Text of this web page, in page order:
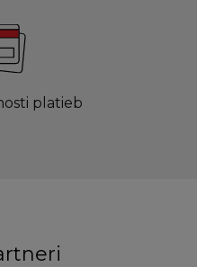
platieb